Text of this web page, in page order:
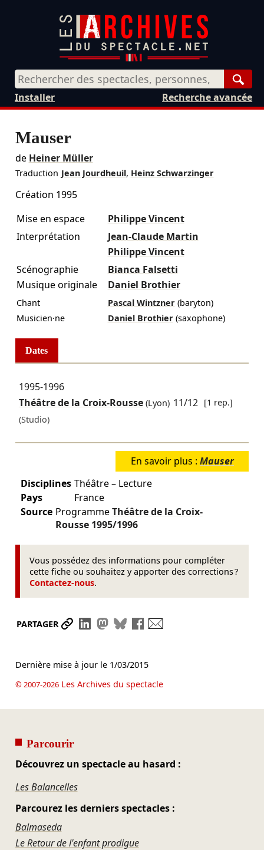
Recherche avancée
Installer
Mauser
de Heiner Müller
Traduction Jean Jourdheuil, Heinz Schwarzinger
Création 1995
Mise en espace
Philippe Vincent
Interprétation
Jean-Claude Martin
Philippe Vincent
Scénographie
Bianca Falsetti
Musique originale
Daniel Brothier
Chant Pascal Wintzner (baryton)
Musicien·ne
Daniel Brothier (saxophone)
Dates
1995-1996
Théâtre de la Croix-Rousse(Lyon) 11/12 [1 rep.]
(Studio)
En savoir plus : Mauser
Disciplines Théâtre – Lecture
Pays
France
Source ProgrammeThéâtre de la Croix-
Rousse 1995/1996
Vous possédez des informations pour compléter
cette fiche ou souhaitez y apporter des corrections ?
Contactez-nous.
PARTAGER Partager le lien
Partager sur LinkedIn
Partager sur Mastodon
Partager sur Bluesky
Partager sur Facebook
Dernière mise à jour le 1/03/2015
© 2007-2026Les Archives du spectacle
Parcourir
Découvrez un spectacle au hasard :
Les Balancelles
Parcourez les derniers spectacles :
Balmaseda
Le Retour de l'enfant prodigue